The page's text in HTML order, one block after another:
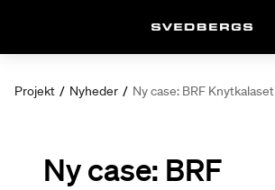
Projekt / Nyheder / Ny case: BRF Knytkalaset
Ny case: BRF